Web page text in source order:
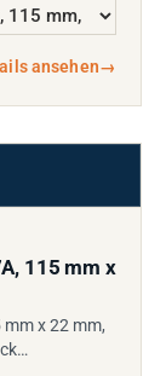
ansehen→
115 mm x
x 22 mm,